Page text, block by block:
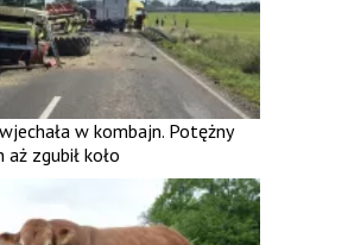
w kombajn. Potężny
zgubił koło